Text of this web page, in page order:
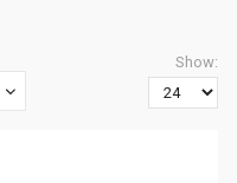
Show: